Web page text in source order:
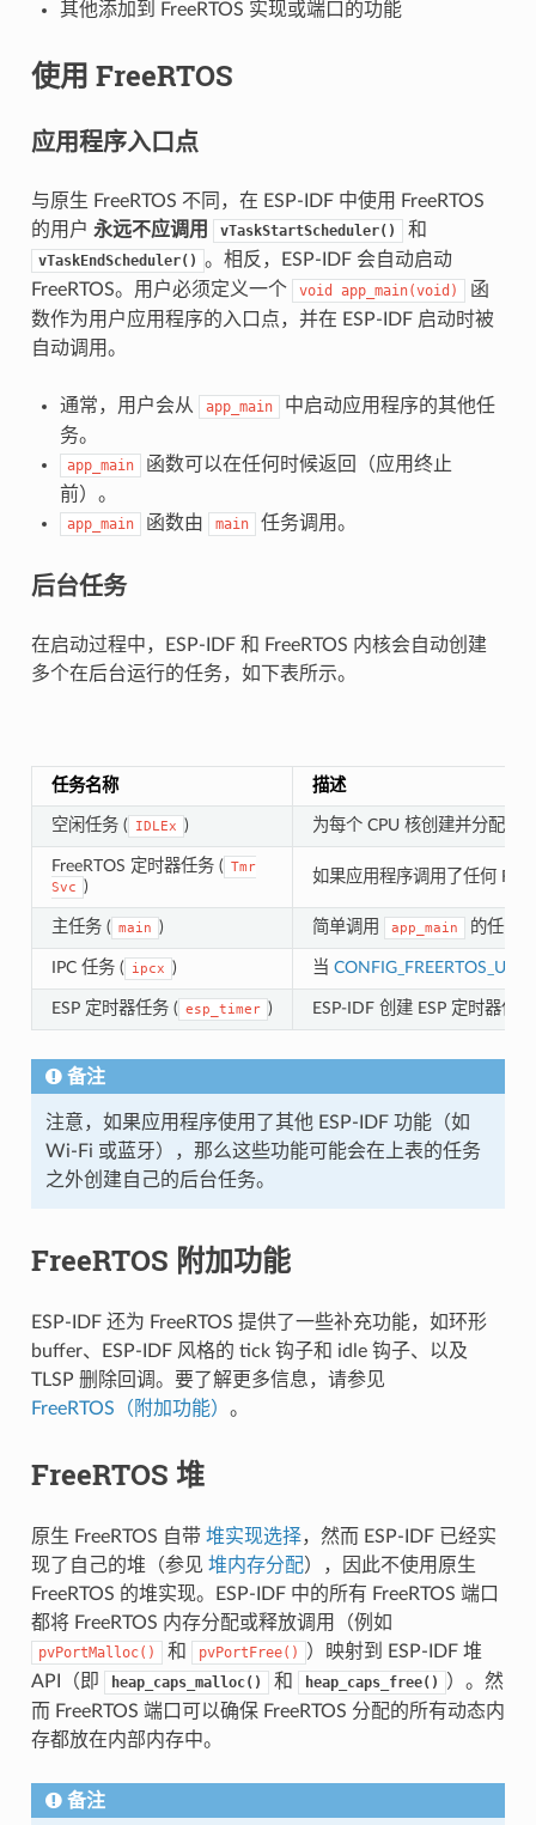
其他添加到 FreeRTOS 实现或端口的功能
使用 FreeRTOS
应用程序入口点
与原生 FreeRTOS 不同，在 ESP-IDF 中使用 FreeRTOS
的用户 永远不应调用 vTaskStartScheduler() 和
vTaskEndScheduler() 。相反，ESP-IDF 会自动启动
FreeRTOS。用户必须定义一个
void app_main(void)
函
数作为用户应用程序的入口点，并在 ESP-IDF 启动时被
自动调用。
通常，用户会从 app_main
中启动应用程序的其他任
务。
app_main
函数可以在任何时候返回（应用终止
前）。
app_main 函数由 main 任务调用。
后台任务
在启动过程中，ESP-IDF 和 FreeRTOS 内核会自动创建
多个在后台运行的任务，如下表所示。
任务名称 描述
空闲任务 ( IDLEx ) 为每个 CPU 核创建并分配一
FreeRTOS 定时器任务 ( Tmr
Svc )
如果应用程序调用了任何
主任务 ( main ) 简单调用 app_main 的任务
IPC 任务 ( ipcx ) 当
ESP 定时器任务 ( esp_timer ) ESP-IDF 创建 ESP 定时器任
备注
注意，如果应用程序使用了其他 ESP-IDF 功能（如
Wi-Fi 或蓝牙），那么这些功能可能会在上表的任务
之外创建自己的后台任务。
FreeRTOS 附加功能
ESP-IDF 还为 FreeRTOS 提供了一些补充功能，如环形
buffer、ESP-IDF 风格的 tick 钩子和 idle 钩子、以及
TLSP 删除回调。要了解更多信息，请参见
FreeRTOS（附加功能） 。
FreeRTOS 堆
原生 FreeRTOS 自带 堆实现选择，然而 ESP-IDF 已经实
现了自己的堆（参见 堆内存分配），因此不使用原生
FreeRTOS 的堆实现。ESP-IDF 中的所有 FreeRTOS 端口
都将 FreeRTOS 内存分配或释放调用（例如
pvPortMalloc() 和 pvPortFree()
）映射到 ESP-IDF 堆
API（即
heap_caps_malloc() 和 heap_caps_free()
）。然
而 FreeRTOS 端口可以确保 FreeRTOS 分配的所有动态内
存都放在内部内存中。
备注